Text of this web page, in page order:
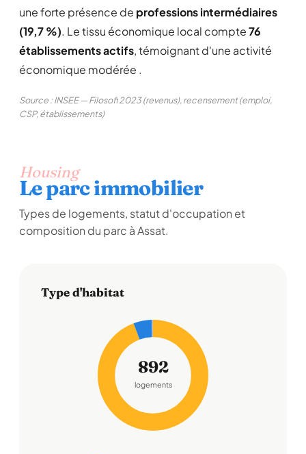
une forte présence de professions intermédiaires
(19,7 %). Le tissu économique local compte76
établissements actifs, témoignant d'une activité
économique modérée .
Source : INSEE — Filosofi 2023 (revenus), recensement (emploi,
CSP, établissements)
Housing
Le parc immobilier
Types de logements, statut d'occupation et
composition du parc à Assat.
Type d'habitat
892
logements